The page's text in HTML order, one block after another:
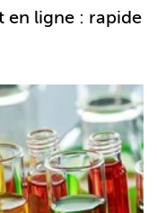
en ligne : rapide